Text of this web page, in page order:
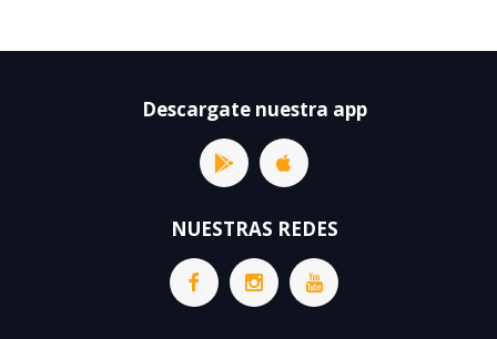
Descargate nuestra app
NUESTRAS REDES